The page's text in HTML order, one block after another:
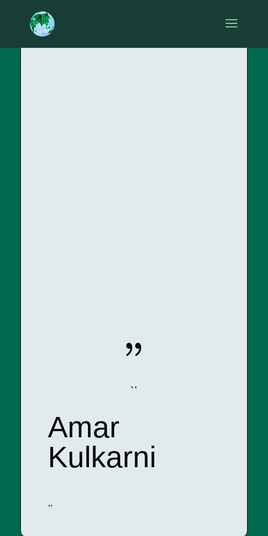
{
..
Amar
Kulkarni
..